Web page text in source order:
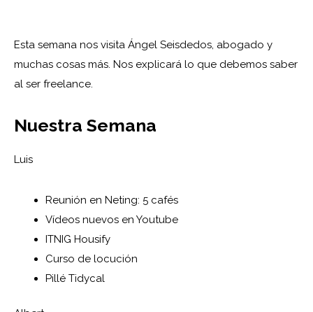
Esta semana nos visita Ángel Seisdedos, abogado y
muchas cosas más. Nos explicará lo que debemos saber
al ser freelance.
Nuestra Semana
Luis
Reunión en Neting: 5 cafés
Vídeos nuevos en Youtube
ITNIG Housify
Curso de locución
Pillé Tidycal